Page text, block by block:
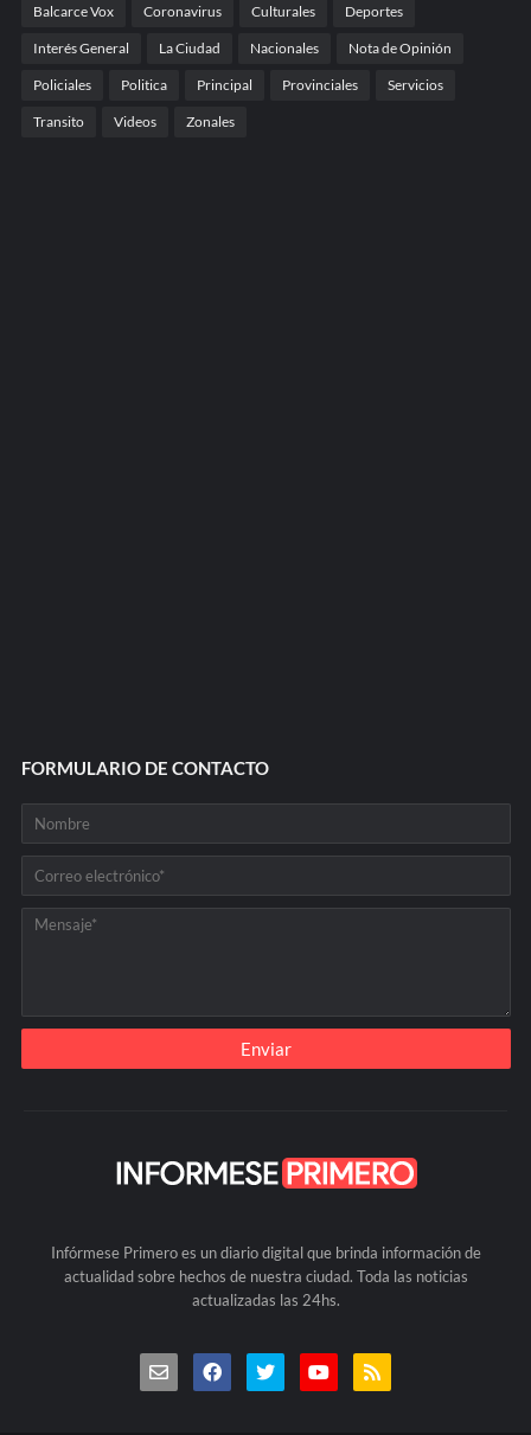
Balcarce Vox Coronavirus Culturales Deportes
Interés General La Ciudad Nacionales Nota de Opinión
Policiales Politica Principal Provinciales Servicios
Transito Videos Zonales
FORMULARIO DE CONTACTO
Infórmese Primero es un diario digital que brinda información de
actualidad sobre hechos de nuestra ciudad. Toda las noticias
actualizadas las 24hs.